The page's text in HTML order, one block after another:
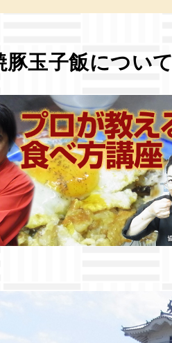
豚玉子飯について